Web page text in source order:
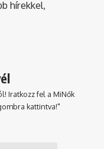
hírekkel,
Iratkozz fel a MiNők
kattintva!"